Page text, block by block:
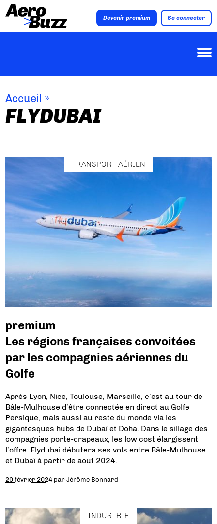
Devenir premium Se connecter
Accueil »
FLYDUBAI
TRANSPORT AÉRIEN
premium
Les régions françaises convoitées
par les compagnies aériennes du
Golfe
Après Lyon, Nice, Toulouse, Marseille, c’est au tour de
Bâle-Mulhouse d’être connectée en direct au Golfe
Persique, mais aussi au reste du monde via les
gigantesques hubs de Dubaï et Doha. Dans le sillage des
compagnies porte-drapeaux, les low cost élargissent
l’offre. Flydubai débutera ses vols entre Bâle-Mulhouse
et Dubaï à partir de aout 2024.
20 février 2024 parJérôme Bonnard
INDUSTRIE